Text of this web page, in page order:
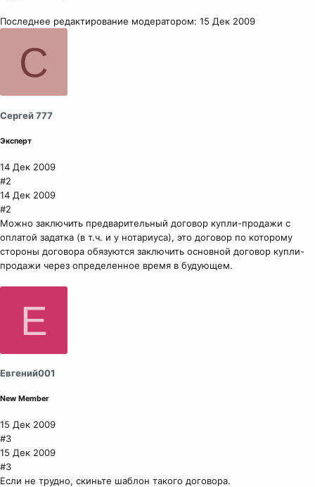
Последнее редактирование модератором: 15 Дек 2009
С
Сергей 777
Эксперт
14 Дек 2009
#2
14 Дек 2009
#2
Можно заключить предварительный договор купли-продажи с
оплатой задатка (в т.ч. и у нотариуса), это договор по которому
стороны договора обязуются заключить основной договор купли-
продажи через определенное время в будующем.
Е
Евгений001
New Member
15 Дек 2009
#3
15 Дек 2009
#3
Если не трудно, скиньте шаблон такого договора.